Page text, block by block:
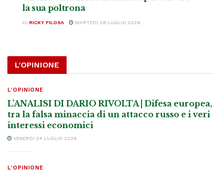
la sua poltrona
DI RICKY FILOSA MARTEDÌ 28 LUGLIO 2026
L'OPINIONE
L'OPINIONE
L’ANALISI DI DARIO RIVOLTA | Difesa europea,
tra la falsa minaccia di un attacco russo e i veri
interessi economici
VENERDÌ 24 LUGLIO 2026
L'OPINIONE